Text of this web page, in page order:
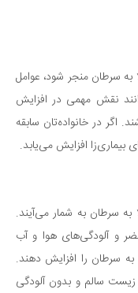
به سر‌طان منجر شود، عوامل
نقش مهمی در افزایش
اگر در خانواده‌تان سابقه
بیماری‌زا افزایش می‌یابد.
به سر‌طان به شمار می‌آیند.
و آلودگی‌های هوا و آب
به سر‌طان را افزایش دهند.
سالم و بدون آلودگی